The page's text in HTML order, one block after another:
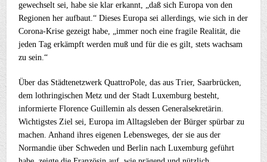
gewechselt sei, habe sie klar erkannt, „daß sich Europa von den
Regionen her aufbaut.“ Dieses Europa sei allerdings, wie sich in der
Corona-Krise gezeigt habe, „immer noch eine fragile Realität, die
jeden Tag erkämpft werden muß und für die es gilt, stets wachsam
zu sein.“
Über das Städtenetzwerk QuattroPole, das aus Trier, Saarbrücken,
dem lothringischen Metz und der Stadt Luxemburg besteht,
informierte Florence Guillemin als dessen Generalsekretärin.
Wichtigstes Ziel sei, Europa im Alltagsleben der Bürger spürbar zu
machen. Anhand ihres eigenen Lebensweges, der sie aus der
Normandie über Schweden und Berlin nach Luxemburg geführt